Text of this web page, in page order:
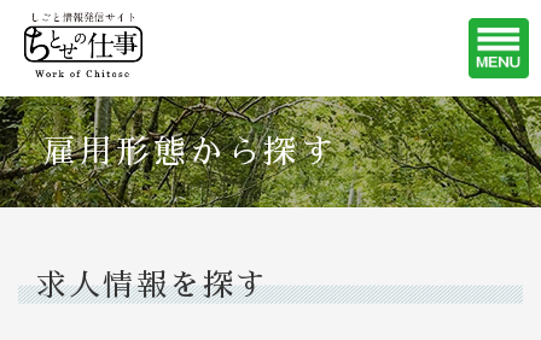
雇用形態から探す
求人情報を探す